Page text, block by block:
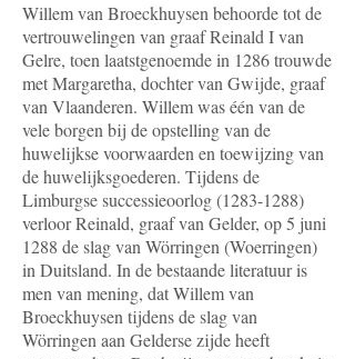
Willem van Broeckhuysen behoorde tot de
vertrouwelingen van graaf Reinald I van
Gelre, toen laatstgenoemde in 1286 trouwde
met Margaretha, dochter van Gwijde, graaf
van Vlaanderen. Willem was één van de
vele borgen bij de opstelling van de
huwelijkse voorwaarden en toewijzing van
de huwelijksgoederen. Tijdens de
Limburgse successieoorlog (1283-1288)
verloor Reinald, graaf van Gelder, op 5 juni
1288 de slag van Wörringen (Woerringen)
in Duitsland. In de bestaande literatuur is
men van mening, dat Willem van
Broeckhuysen tijdens de slag van
Wörringen aan Gelderse zijde heeft